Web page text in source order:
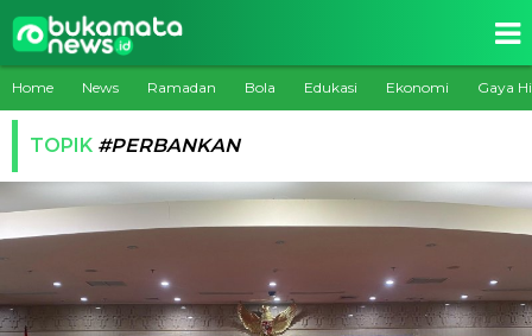
Home News Ramadan Bola Edukasi Ekonomi Gaya
TOPIK #PERBANKAN